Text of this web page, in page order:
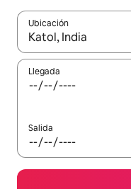
Ubicación
Cuando los
Llegada
Salida